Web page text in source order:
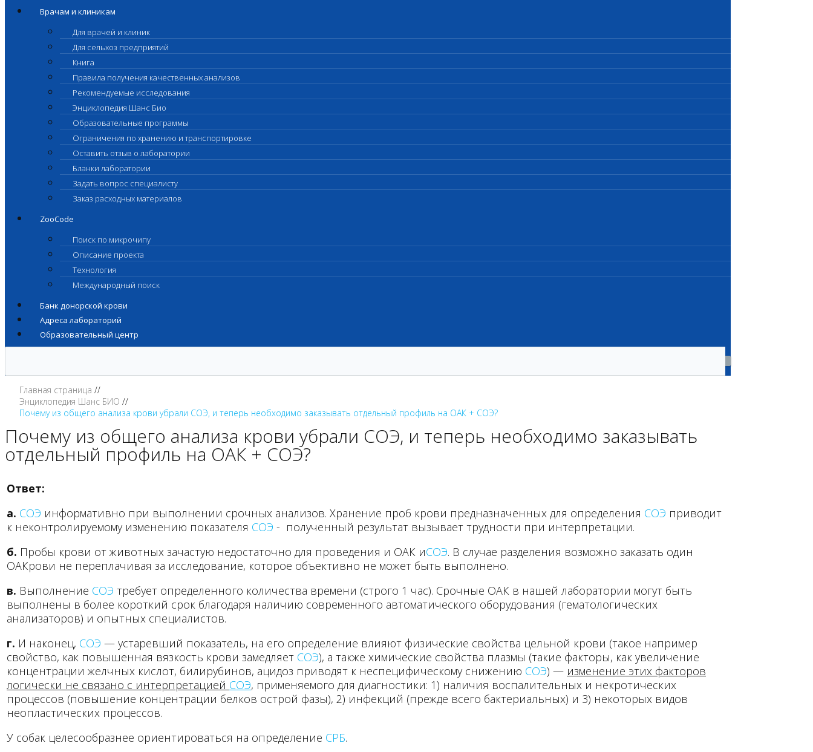
Врачам и клиникам
Для врачей и клиник
Для сельхоз предприятий
Книга
Правила получения качественных анализов
Рекомендуемые исследования
Энциклопедия Шанс Био
Образовательные программы
Ограничения по хранению и транспортировке
Оставить отзыв о лаборатории
Бланки лаборатории
Задать вопрос специалисту
Заказ расходных материалов
ZooCode
Поиск по микрочипу
Описание проекта
Технология
Международный поиск
Банк донорской крови
Адреса лабораторий
Образовательный центр
Главная страница
Энциклопедия Шанс БИО
Почему из общего анализа крови убрали СОЭ, и теперь необходимо заказывать отдельный профиль на ОАК + СОЭ?
Почему из общего анализа крови убрали СОЭ, и теперь необходимо заказывать
отдельный профиль на ОАК + СОЭ?
Ответ:
а. СОЭ информативно при выполнении срочных анализов. Хранение проб крови предназначенных для определения СОЭ приводит
к неконтролируемому изменению показателя СОЭ - полученный результат вызывает трудности при интерпретации.
б. Пробы крови от животных зачастую недостаточно для проведения и ОАК иСОЭ. В случае разделения возможно заказать один
ОАКрови не переплачивая за исследование, которое объективно не может быть выполнено.
в. Выполнение СОЭ требует определенного количества времени (строго 1 час). Срочные ОАК в нашей лаборатории могут быть
выполнены в более короткий срок благодаря наличию современного автоматического оборудования (гематологических
анализаторов) и опытных специалистов.
г. И наконец, СОЭ — устаревший показатель, на его определение влияют физические свойства цельной крови (такое например
свойство, как повышенная вязкость крови замедляет СОЭ), а также химические свойства плазмы (такие факторы, как увеличение
концентрации желчных кислот, билирубинов, ацидоз приводят к неспецифическому снижению СОЭ) — изменение этих факторов
логически не связано с интерпретацией СОЭ, применяемого для диагностики: 1) наличия воспалительных и некротических
процессов (повышение концентрации белков острой фазы), 2) инфекций (прежде всего бактериальных) и 3) некоторых видов
неопластических процессов.
У собак целесообразнее ориентироваться на определение СРБ.